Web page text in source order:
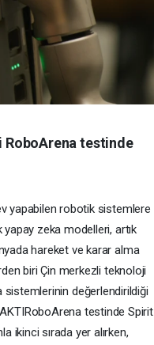
testinde
yapabilen robotik sistemlere
zeka modelleri, artık
hareket ve karar alma
biri Çin merkezli teknoloji
sistemlerinin değerlendirildiği
testinde Spirit
ikinci sırada yer alırken,